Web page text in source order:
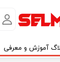
آموزش و معرفی